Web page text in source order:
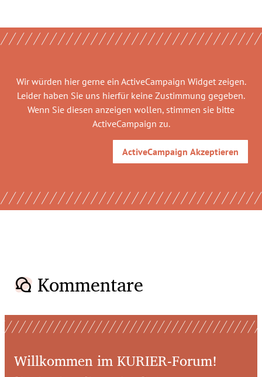
Wir würden hier gerne ein ActiveCampaign Widgetzeigen.
Leider haben Sie uns hierfür keine Zustimmung gegeben.
Wenn Sie diesen anzeigen wollen, stimmen sie bitte
ActiveCampaign zu.
ActiveCampaign Akzeptieren
Kommentare